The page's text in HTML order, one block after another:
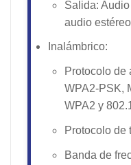
Salida:
audio
Inalámbrico:
Protocolo de
WPA2-PSK,
WPA2 y
Protocolo de
Banda de